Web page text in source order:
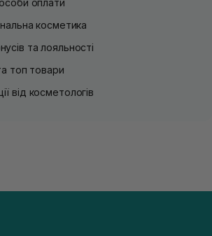
косметика
та лояльності
топ товари
від косметологів